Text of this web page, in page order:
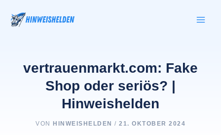
Inhalt
springen
vertrauenmarkt.com: Fake
Shop oder seriös? |
Hinweishelden
VON HINWEISHELDEN / 21. OKTOBER 2024